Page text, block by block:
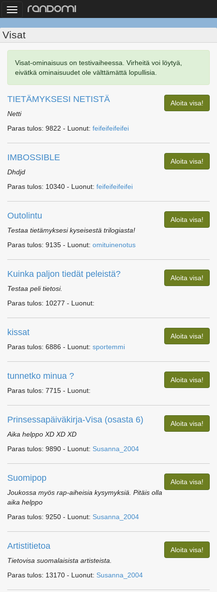
Toggle
navigation
Visat
Visat-ominaisuus on testivaiheessa. Virheitä voi löytyä,
eivätkä ominaisuudet ole välttämättä lopullisia.
Aloita visa!
TIETÄMYKSESI NETISTÄ
Netti
Paras tulos: 9822 - Luonut: feifeifeifeifei
Aloita visa!
IMBOSSIBLE
Dhdjd
Paras tulos: 10340 - Luonut: feifeifeifeifei
Aloita visa!
Outolintu
Testaa tietämyksesi kyseisestä trilogiasta!
Paras tulos: 9135 - Luonut: omituinenotus
Aloita visa!
Kuinka paljon tiedät peleistä?
Testaa peli tietosi.
Paras tulos: 10277 - Luonut:
Aloita visa!
kissat
Paras tulos: 6886 - Luonut: sportemmi
Aloita visa!
tunnetko minua ?
Paras tulos: 7715 - Luonut:
Aloita visa!
Prinsessapäiväkirja-Visa (osasta 6)
Aika helppo XD XD XD
Paras tulos: 9890 - Luonut: Susanna_2004
Aloita visa!
Suomipop
Joukossa myös rap-aiheisia kysymyksiä. Pitäis olla
aika helppo
Paras tulos: 9250 - Luonut: Susanna_2004
Aloita visa!
Artistitietoa
Tietovisa suomalaisista artisteista.
Paras tulos: 13170 - Luonut: Susanna_2004